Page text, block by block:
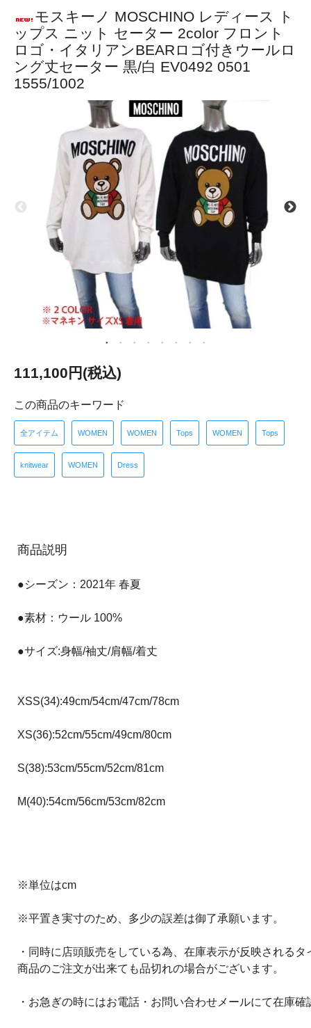
モスキーノ MOSCHINO レディース ト
ップス ニット セーター 2color フロント
ロゴ・イタリアンBEARロゴ付きウールロ
ング丈セーター 黒/白 EV0492 0501
1555/1002
111,100円(税込)
この商品のキーワード
全アイテム WOMEN WOMEN Tops WOMEN Tops
knitwear WOMEN Dress
商品説明
●シーズン：2021年 春夏
●素材：ウール 100%
●サイズ:身幅/袖丈/肩幅/着丈
XSS(34):49cm/54cm/47cm/78cm
XS(36):52cm/55cm/49cm/80cm
S(38):53cm/55cm/52cm/81cm
M(40):54cm/56cm/53cm/82cm
※単位はcm
※平置き実寸のため、多少の誤差は御了承願います。
・同時に店頭販売をしている為、在庫表示が反映される
商品のご注文が出来ても品切れの場合がございます。
・お急ぎの時にはお電話・お問い合わせメールにて在庫